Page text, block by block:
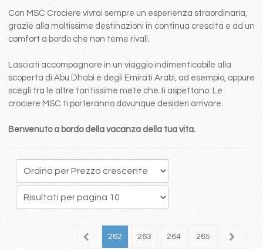
Con MSC Crociere vivrai sempre un esperienza straordinaria,
grazie alla moltissime destinazioni in continua crescita e ad un
comfort a bordo che non teme rivali.
Lasciati accompagnare in un viaggio indimenticabile alla
scoperta di Abu Dhabi e degli Emirati Arabi, ad esempio, oppure
scegli tra le altre tantissime mete che ti aspettano. Le
crociere MSC ti porteranno dovunque desideri arrivare.
Benvenuto a bordo della vacanza della tua vita.
261 262 263 264 265 266